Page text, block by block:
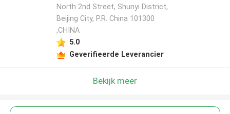
North 2nd Street, Shunyi District,
Beijing City, P.R. China 101300
,CHINA
5.0
Geverifieerde Leverancier
Bekijk meer